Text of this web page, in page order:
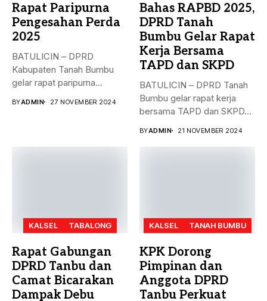
Rapat Paripurna
Pengesahan Perda
2025
BATULICIN – DPRD
Kabupaten Tanah Bumbu
gelar rapat paripurna
BYADMIN 27 NOVEMBER 2024
Bahas RAPBD 2025,
DPRD Tanah
Bumbu Gelar Rapat
Kerja Bersama
TAPD dan SKPD
BATULICIN – DPRD Tanah
Bumbu gelar rapat kerja
bersama TAPD dan SKPD...
BYADMIN 21 NOVEMBER 2024
KALSEL TABALONG
Rapat Gabungan
DPRD Tanbu dan
Camat Bicarakan
Dampak Debu
KALSEL TANAH BUMBU
KPK Dorong
Pimpinan dan
Anggota DPRD
Tanbu Perkuat